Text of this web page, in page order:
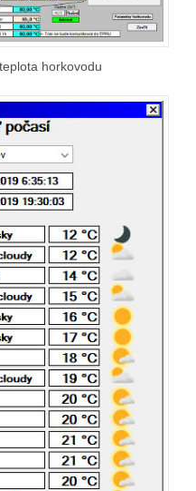
horkovodu